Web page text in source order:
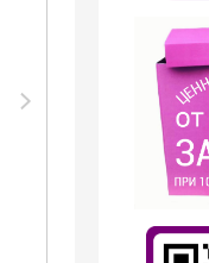
Парфюмерное масло
Shaik SHAIK /
Парфюмерное масло
Roller bal № 42 Chanel
Chance Еаu Fraiche,